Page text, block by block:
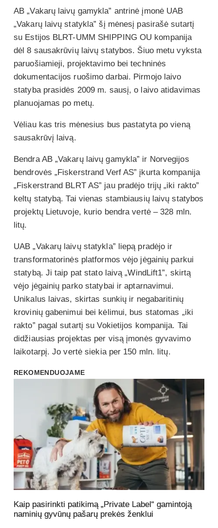
AB „Vakarų laivų gamykla” antrinė įmonė UAB
„Vakarų laivų statykla” šį mėnesį pasirašė sutartį
su Estijos BLRT-UMM SHIPPING OU kompanija
dėl 8 sausakrūvių laivų statybos. Šiuo metu vyksta
paruošiamieji, projektavimo bei techninės
dokumentacijos ruošimo darbai. Pirmojo laivo
statyba prasidės 2009 m. sausį, o laivo atidavimas
planuojamas po metų.
Vėliau kas tris mėnesius bus pastatyta po vieną
sausakrūvį laivą.
Bendra AB „Vakarų laivų gamykla” ir Norvegijos
bendrovės „Fiskerstrand Verf AS” įkurta kompanija
„Fiskerstrand BLRT AS” jau pradėjo trijų „iki rakto”
keltų statybą. Tai vienas stambiausių laivų statybos
projektų Lietuvoje, kurio bendra vertė – 328 mln.
litų.
UAB „Vakarų laivų statykla” liepą pradėjo ir
transformatorinės platformos vėjo jėgainių parkui
statybą. Ji taip pat stato laivą „WindLift1”, skirtą
vėjo jėgainių parko statybai ir aptarnavimui.
Unikalus laivas, skirtas sunkių ir negabaritinių
krovinių gabenimui bei kėlimui, bus statomas „iki
rakto” pagal sutartį su Vokietijos kompanija. Tai
didžiausias projektas per visą įmonės gyvavimo
laikotarpį. Jo vertė siekia per 150 mln. litų.
REKOMENDUOJAME
Kaip pasirinkti patikimą „Private Label“ gamintoją
naminių gyvūnų pašarų prekės ženklui